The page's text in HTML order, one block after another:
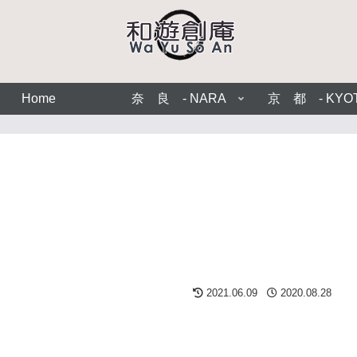
Home 奈 良 - NARA 京 都 -
2021.06.09 2020.08.28